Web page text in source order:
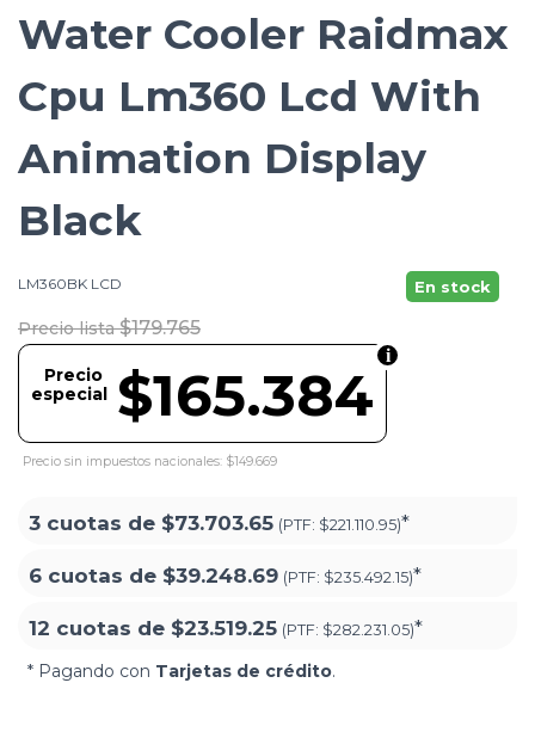
Water Cooler Raidmax
Cpu Lm360 Lcd With
Animation Display
Black
LM360BK LCD En stock
Precio lista $179.765
$165.384
Precio
especial
Precio sin impuestos nacionales: $149.669
3 cuotas de $73.703.65 (PTF: $221.110.95)*
6 cuotas de $39.248.69 (PTF: $235.492.15)*
12 cuotas de $23.519.25 (PTF: $282.231.05)*
* Pagando con Tarjetas de crédito.